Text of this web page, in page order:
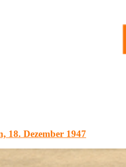
18. Dezember 1947